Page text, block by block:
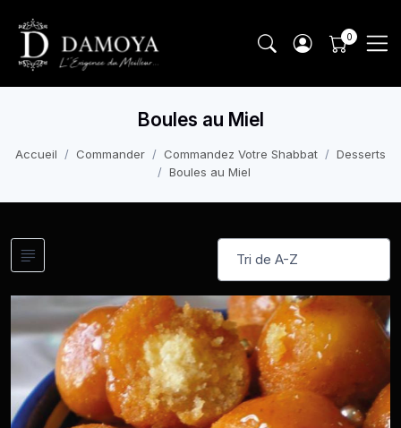
Boules au Miel
Accueil Commander Commandez Votre Shabbat
Desserts
Boules au Miel